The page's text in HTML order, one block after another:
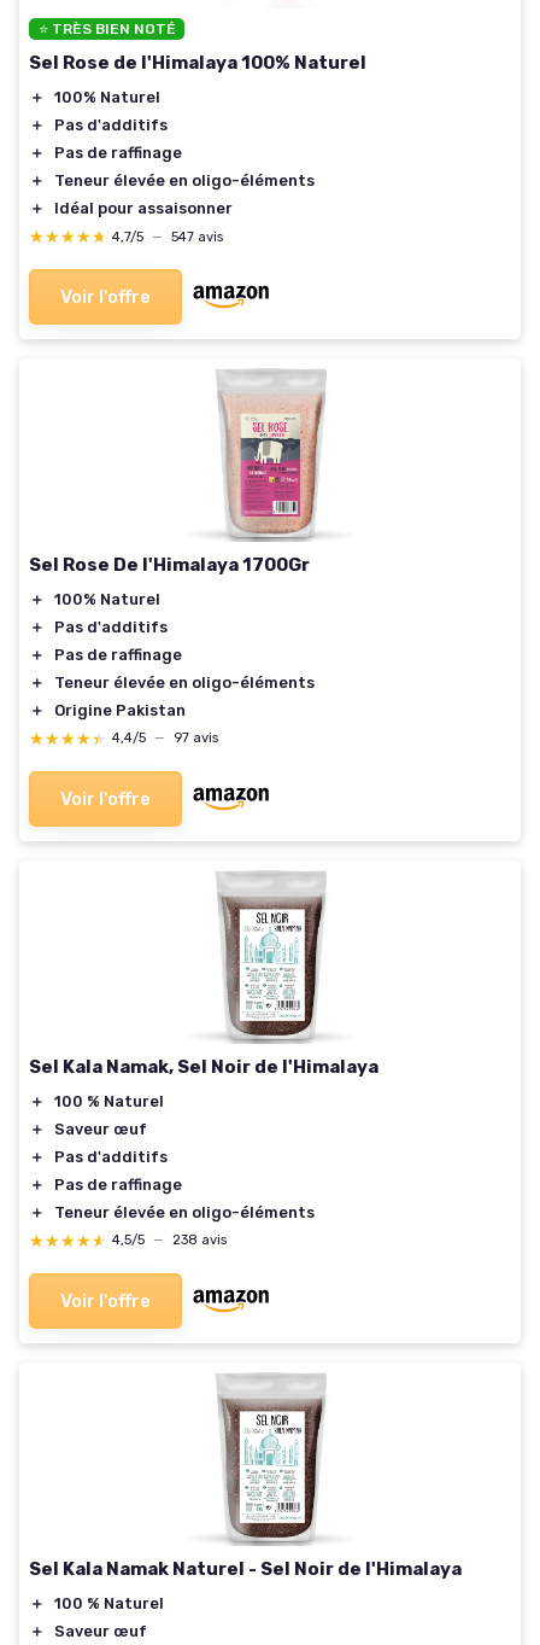
⭐ TRÈS BIEN NOTÉ
Sel Rose de l'Himalaya 100% Naturel
＋
100% Naturel
＋
Pas d'additifs
＋
Pas de raffinage
＋
Teneur élevée en oligo-éléments
＋
Idéal pour assaisonner
★★★★★
★★★★★ 4,7/5 — 547 avis
Voir l'offre
Sel Rose De l'Himalaya 1700Gr
＋
100% Naturel
＋
Pas d'additifs
＋
Pas de raffinage
＋
Teneur élevée en oligo-éléments
＋
Origine Pakistan
★★★★★
★★★★★ 4,4/5 — 97 avis
Voir l'offre
Sel Kala Namak, Sel Noir de l'Himalaya
＋
100 % Naturel
＋
Saveur œuf
＋
Pas d'additifs
＋
Pas de raffinage
＋
Teneur élevée en oligo-éléments
★★★★★
★★★★★ 4,5/5 — 238 avis
Voir l'offre
Sel Kala Namak Naturel - Sel Noir de l'Himalaya
＋
100 % Naturel
＋
Saveur œuf